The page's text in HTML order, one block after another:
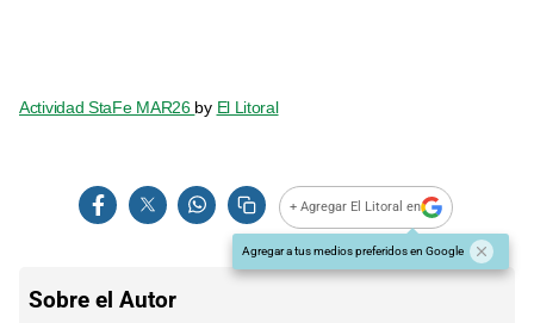
Actividad StaFe MAR26 by El Litoral
+ Agregar El Litoral en
Agregar a tus medios preferidos en Google
Sobre el Autor